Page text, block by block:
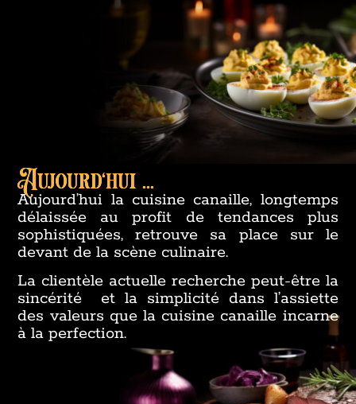
Aujourd'hui ...
Aujourd’hui la cuisine canaille, longtemps
délaissée au profit de tendances plus
sophistiquées, retrouve sa place sur le
devant de la scène culinaire.
La clientèle actuelle recherche peut-être la
sincérité et la simplicité dans l’assiette
des valeurs que la cuisine canaille incarne
à la perfection.